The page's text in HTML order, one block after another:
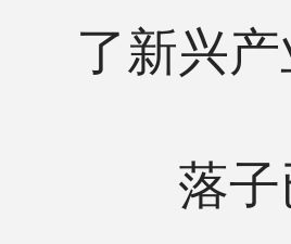
了新兴
落子